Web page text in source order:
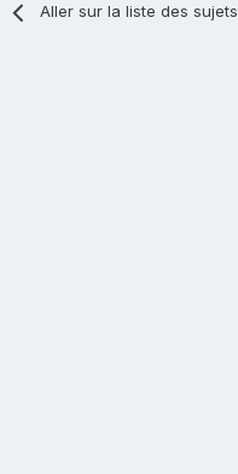
Aller sur la liste des sujets